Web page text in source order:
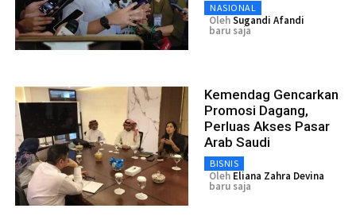
NASIONAL
OlehSugandi Afandi
baru saja
Kemendag Gencarkan
Promosi Dagang,
Perluas Akses Pasar
Arab Saudi
BISNIS
Oleh Eliana Zahra Devina
baru saja